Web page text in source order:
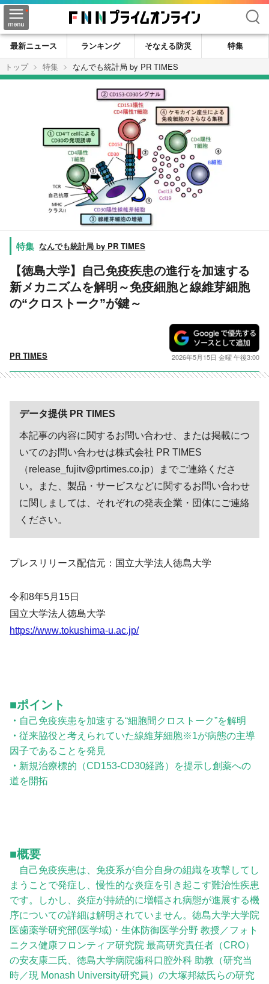
検索
最新ニュース ランキング そなえる防災
特集
トップ
特集 なんでも統計局 by PR TIMES
なんでも統計局 by PR TIMES
【徳島大学】自己免疫疾患の進行を加速する
新メカニズムを解明～免疫細胞と線維芽細胞
の“クロストーク”が鍵～
PR TIMES 2026年5月15日 金曜 午後3:00
データ提供 PR TIMES
本記事の内容に関するお問い合わせ、または掲載につ
いてのお問い合わせは株式会社 PR TIMES
（release_fujitv@prtimes.co.jp）までご連絡くださ
い。また、製品・サービスなどに関するお問い合わせ
に関しましては、それぞれの発表企業・団体にご連絡
ください。
プレスリリース配信元：国立大学法人徳島大学
令和8年5月15日
国立大学法人徳島大学
https://www.tokushima-u.ac.jp/
■ポイント
・ 自己免疫疾患を加速する“細胞間クロストーク”を解明
・ 従来脇役と考えられていた線維芽細胞※1が病態の主導
因子であることを発見
・ 新規治療標的（CD153-CD30経路）を提示し創薬への
道を開拓
■概要
自己免疫疾患は、免疫系が自分自身の組織を攻撃してし
まうことで発症し、慢性的な炎症を引き起こす難治性疾患
です。しかし、炎症が持続的に増幅され病態が進展する機
序についての詳細は解明されていません。徳島大学大学院
医歯薬学研究部(医学域)・生体防御医学分野 教授／フォト
ニクス健康フロンティア研究院 最高研究責任者（CRO）
の安友康二氏、徳島大学病院歯科口腔外科 助教（研究当
時／現 Monash University研究員）の大塚邦紘氏らの研究